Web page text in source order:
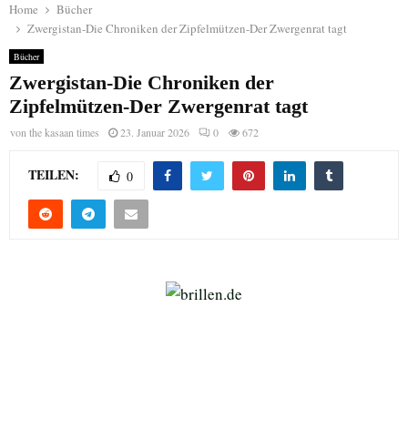
Home
Bücher
Zwergistan-Die Chroniken der Zipfelmützen-Der Zwergenrat tagt
Bücher
Zwergistan-Die Chroniken der
Zipfelmützen-Der Zwergenrat tagt
vonthe kasaan times 23. Januar 2026 0 672
TEILEN: 0